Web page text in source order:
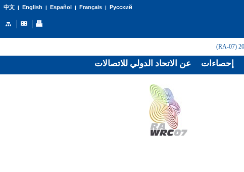
中文| English | Español | Français| Русский
عن الاتحاد الدولي للاتصالات إحصاءات